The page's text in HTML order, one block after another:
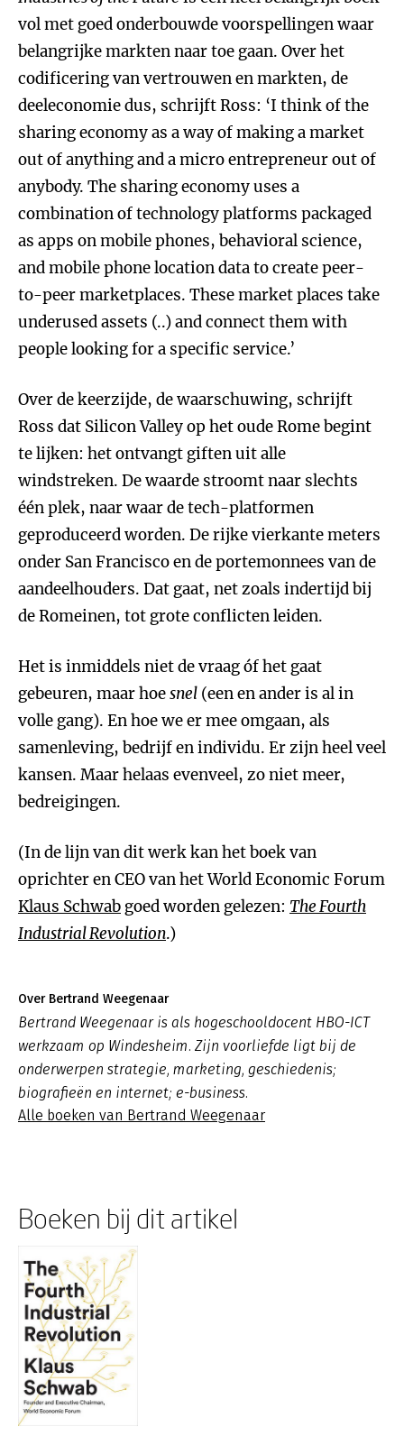
vol met goed onderbouwde voorspellingen waar
belangrijke markten naar toe gaan. Over het
codificering van vertrouwen en markten, de
deeleconomie dus, schrijft Ross: ‘I think of the
sharing economy as a way of making a market
out of anything and a micro entrepreneur out of
anybody. The sharing economy uses a
combination of technology platforms packaged
as apps on mobile phones, behavioral science,
and mobile phone location data to create peer-
to-peer marketplaces. These market places take
underused assets (..) and connect them with
people looking for a specific service.’
Over de keerzijde, de waarschuwing, schrijft
Ross dat Silicon Valley op het oude Rome begint
te lijken: het ontvangt giften uit alle
windstreken. De waarde stroomt naar slechts
één plek, naar waar de tech-platformen
geproduceerd worden. De rijke vierkante meters
onder San Francisco en de portemonnees van de
aandeelhouders. Dat gaat, net zoals indertijd bij
de Romeinen, tot grote conflicten leiden.
Het is inmiddels niet de vraag óf het gaat
gebeuren, maar hoesnel (een en ander is al in
volle gang). En hoe we er mee omgaan, als
samenleving, bedrijf en individu. Er zijn heel veel
kansen. Maar helaas evenveel, zo niet meer,
bedreigingen.
(In de lijn van dit werk kan het boek van
oprichter en CEO van het World Economic Forum
Klaus Schwab goed worden gelezen: The Fourth
Industrial Revolution.)
Over Bertrand Weegenaar
Bertrand Weegenaar is als hogeschooldocent HBO-ICT
werkzaam op Windesheim. Zijn voorliefde ligt bij de
onderwerpen strategie, marketing, geschiedenis;
biografieën en internet; e-business.
Alle boeken van Bertrand Weegenaar
Boeken bij dit artikel